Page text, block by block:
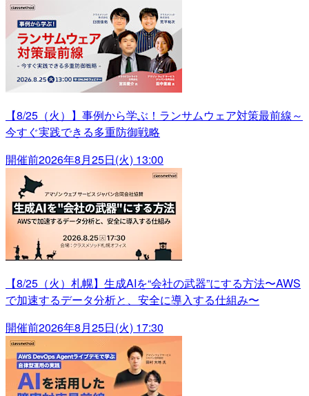
【8/25（火）】事例から学ぶ！ランサムウェア対策最前線～
今すぐ実践できる多重防御戦略
開催前2026年8月25日(火) 13:00
【8/25（火）札幌】生成AIを“会社の武器”にする方法〜AWS
で加速するデータ分析と、安全に導入する仕組み〜
開催前2026年8月25日(火) 17:30